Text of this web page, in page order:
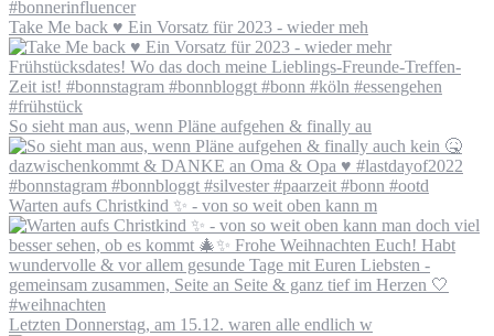
Take Me back ♥️ Ein Vorsatz für 2023 - wieder meh
So sieht man aus, wenn Pläne aufgehen & finally au
Warten aufs Christkind ✨ - von so weit oben kann m
Letzten Donnerstag, am 15.12. waren alle endlich w